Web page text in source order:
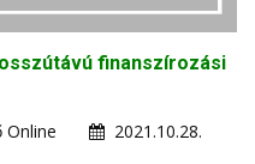
finanszírozási
Online
2021.10.28.